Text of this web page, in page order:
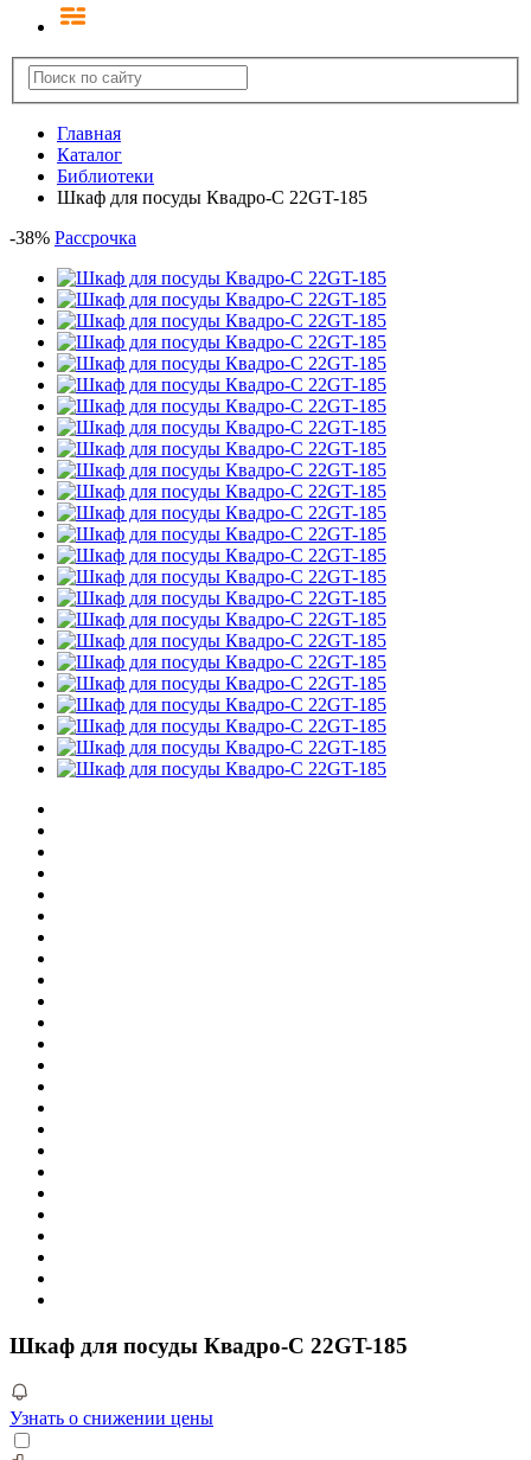
Главная
Каталог
Библиотеки
Шкаф для посуды Квадро-С 22GT-185
-38% Рассрочка
Шкаф для посуды Квадро-С 22GT-185
Узнать о снижении цены